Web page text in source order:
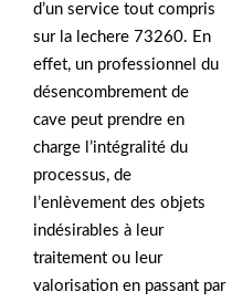
d’un service tout compris
sur la lechere 73260. En
effet, un professionnel du
désencombrement de
cave peut prendre en
charge l’intégralité du
processus, de
l’enlèvement des objets
indésirables à leur
traitement ou leur
valorisation en passant par